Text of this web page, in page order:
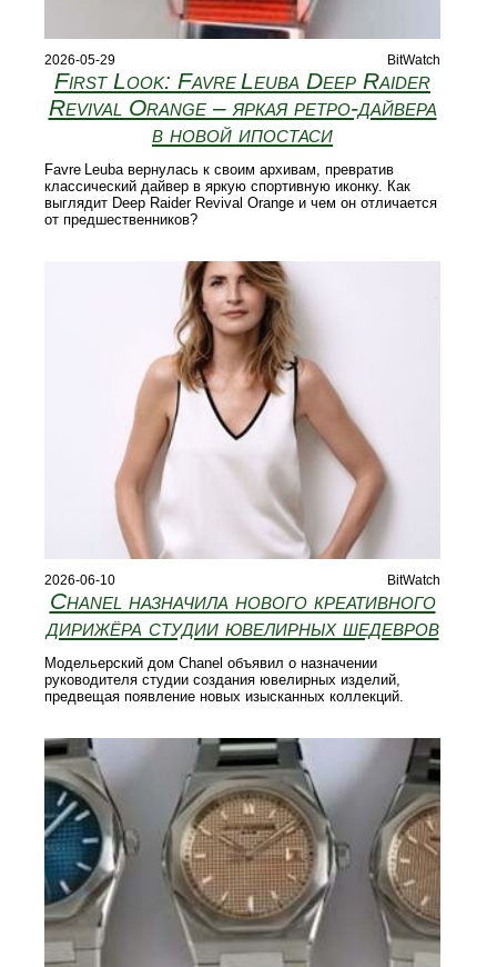
2026-05-29 BitWatch
First Look: Favre Leuba Deep Raider
Revival Orange – яркая ретро‑дайвера
в новой ипостаси
Favre Leuba вернулась к своим архивам, превратив
классический дайвер в яркую спортивную иконку. Как
выглядит Deep Raider Revival Orange и чем он отличается
от предшественников?
2026-06-10 BitWatch
Chanel назначила нового креативного
дирижёра студии ювелирных шедевров
Модельерский дом Chanel объявил о назначении
руководителя студии создания ювелирных изделий,
предвещая появление новых изысканных коллекций.